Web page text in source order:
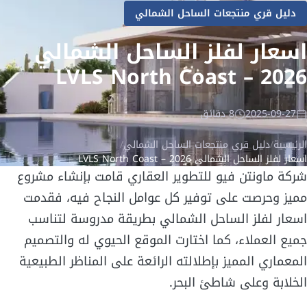
دليل قري منتجعات الساحل الشمالي
اسعار لفلز الساحل الشمالي
2026 – LVLS North Coast
2025-09-27 8 دقائق
الرئيسية/دليل قري منتجعات الساحل الشمالي/
اسعار لفلز الساحل الشمالي 2026 – LVLS North Coast
شركة ماونتن فيو للتطوير العقاري قامت بإنشاء مشروع
مميز وحرصت على توفير كل عوامل النجاح فيه، فقدمت
اسعار لفلز الساحل الشمالي بطريقة مدروسة لتناسب
جميع العملاء، كما اختارت الموقع الحيوي له والتصميم
المعماري المميز بإطلالته الرائعة على المناظر الطبيعية
الخلابة وعلى شاطئ البحر.